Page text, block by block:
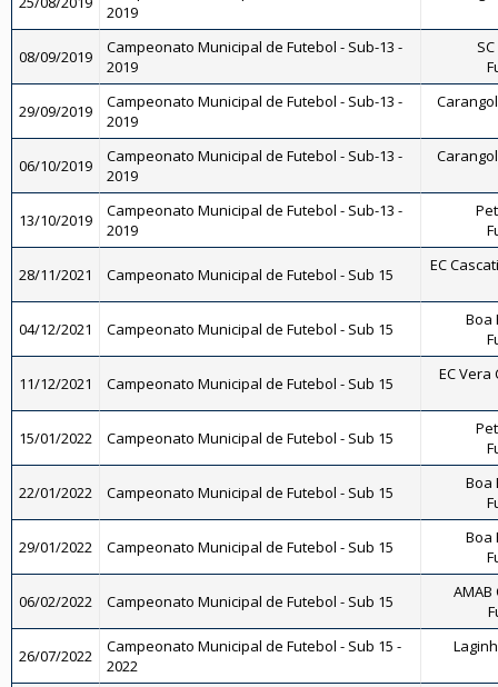
2019
08/09/2019
Campeonato Municipal de Futebol - Sub-13 -
2019
29/09/2019
Campeonato Municipal de Futebol - Sub-13 -
2019
06/10/2019
Campeonato Municipal de Futebol - Sub-13 -
2019
13/10/2019
Campeonato Municipal de Futebol - Sub-13 -
2019
28/11/2021 Campeonato Municipal de Futebol - Sub 15 EC
04/12/2021 Campeonato Municipal de Futebol - Sub 15
Boa
11/12/2021 Campeonato Municipal de Futebol - Sub 15 EC Vera
15/01/2022 Campeonato Municipal de Futebol - Sub 15
22/01/2022 Campeonato Municipal de Futebol - Sub 15
Boa
29/01/2022 Campeonato Municipal de Futebol - Sub 15
Boa
06/02/2022 Campeonato Municipal de Futebol - Sub 15
26/07/2022
Campeonato Municipal de Futebol - Sub 15 -
2022